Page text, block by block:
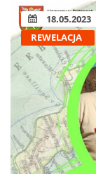
18.05.2023
REWELACJA